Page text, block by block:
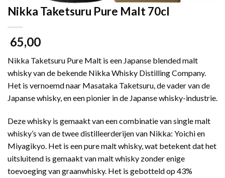
Nikka Taketsuru Pure Malt 70cl
65,00
Nikka Taketsuru Pure Malt is een Japanse blended malt
whisky van de bekende Nikka Whisky Distilling Company.
Het is vernoemd naar Masataka Taketsuru, de vader van de
Japanse whisky, en een pionier in de Japanse whisky-industrie.
Deze whisky is gemaakt van een combinatie van single malt
whisky’s van de twee distilleerderijen van Nikka: Yoichi en
Miyagikyo. Het is een pure malt whisky, wat betekent dat het
uitsluitend is gemaakt van malt whisky zonder enige
toevoeging van graanwhisky. Het is gebotteld op 43%